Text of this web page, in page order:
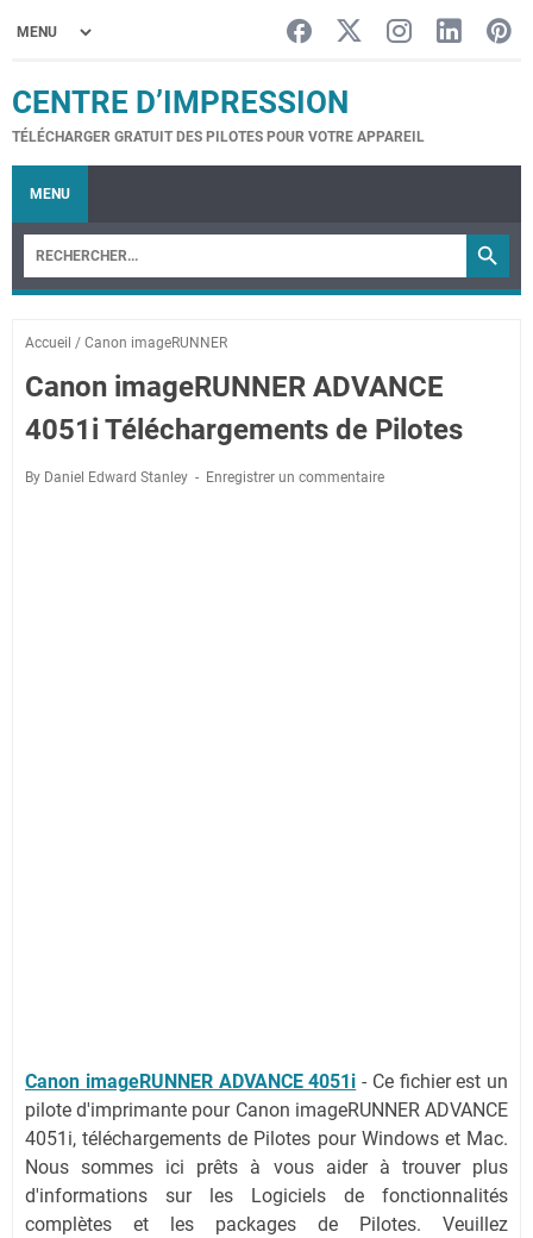
CENTRE D’IMPRESSION
TÉLÉCHARGER GRATUIT DES PILOTES POUR VOTRE APPAREIL
MENU
Accueil / Canon imageRUNNER
Canon imageRUNNER ADVANCE
4051i Téléchargements de Pilotes
By Daniel Edward Stanley Enregistrer un commentaire
Canon imageRUNNER ADVANCE 4051i - Ce fichier est un
pilote d'imprimante pour Canon imageRUNNER ADVANCE
4051i, téléchargements de Pilotes pour Windows et Mac.
Nous sommes ici prêts à vous aider à trouver plus
d'informations sur les Logiciels de fonctionnalités
complètes et les packages de Pilotes. Veuillez